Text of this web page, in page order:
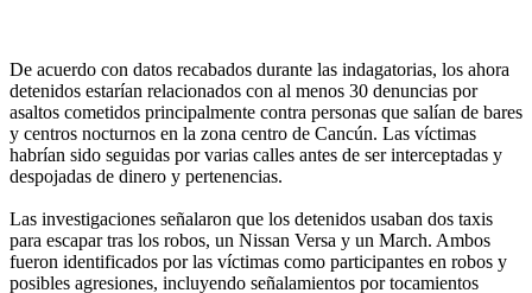
De acuerdo con datos recabados durante las indagatorias, los ahora
detenidos estarían relacionados con al menos 30 denuncias por
asaltos cometidos principalmente contra personas que salían de bares
y centros nocturnos en la zona centro de Cancún. Las víctimas
habrían sido seguidas por varias calles antes de ser interceptadas y
despojadas de dinero y pertenencias.
Las investigaciones señalaron que los detenidos usaban dos taxis
para escapar tras los robos, un Nissan Versa y un March. Ambos
fueron identificados por las víctimas como participantes en robos y
posibles agresiones, incluyendo señalamientos por tocamientos